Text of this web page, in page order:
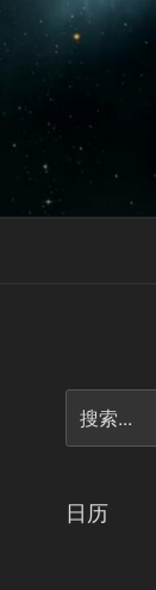
索
日历